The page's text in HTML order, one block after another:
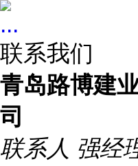
...
联系我们
青岛路博建
司
联系人 强经